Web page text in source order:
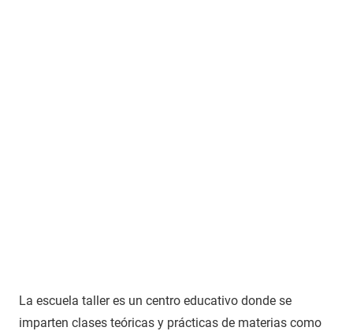
La escuela taller es un centro educativo donde se
imparten clases teóricas y prácticas de materias como